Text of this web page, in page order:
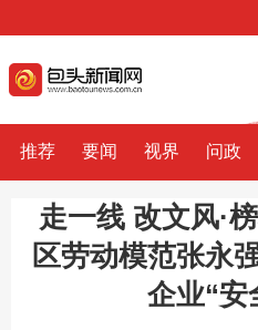
推荐 要闻 视界 问政
走一线 改文风·
区劳动模范张永
企业“安